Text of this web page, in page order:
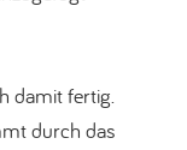
damit fertig.
durch das